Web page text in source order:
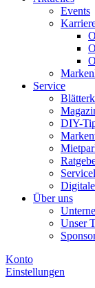
Events
Service
DIY-
Über uns
Unser
Konto
Einstellungen